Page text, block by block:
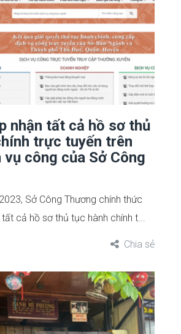
nhận tất cả hồ sơ thủ
trực tuyến trên
công của Sở Công
Sở Công Thương chính thức
cả hồ sơ thủ tục hành chính t...
Chia sẻ